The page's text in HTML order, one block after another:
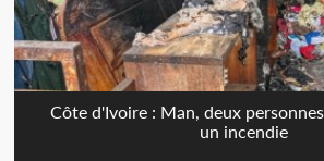
Côte d'Ivoire : Man, deux
un incendie